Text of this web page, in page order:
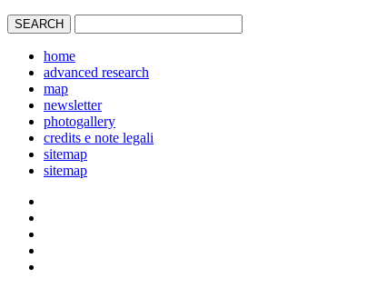
home
advanced research
map
newsletter
photogallery
credits e note legali
sitemap
sitemap